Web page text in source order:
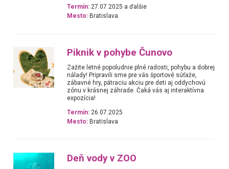
Termín: 27.07.2025 a ďalšie
Mesto: Bratislava
Piknik v pohybe Čunovo
Zažite letné popoludnie plné radosti, pohybu a dobrej
nálady! Pripravili sme pre vás športové súťaže,
zábavné hry, pátraciu akciu pre deti aj oddychovú
zónu v krásnej záhrade. Čaká vás aj interaktívna
expozícia!
Termín: 26.07.2025
Mesto: Bratislava
Deň vody v ZOO